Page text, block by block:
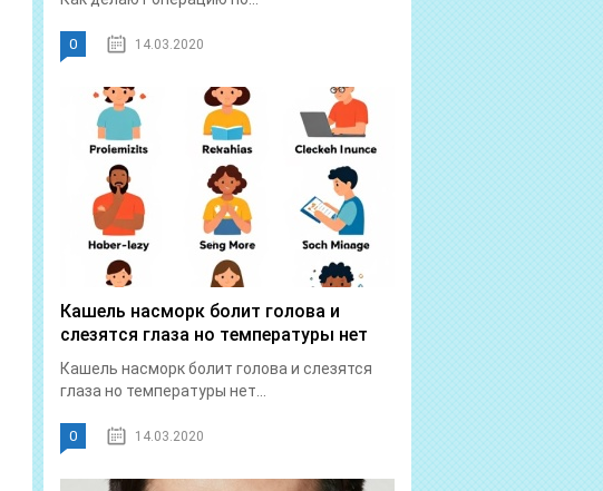
0 14.03.2020
Кашель насморк болит голова и
слезятся глаза но температуры нет
Кашель насморк болит голова и слезятся
глаза но температуры нет...
0 14.03.2020